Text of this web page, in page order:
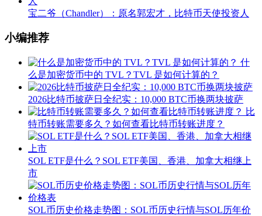
宝二爷（Chandler）：原名郭宏才，比特币天使投资人
小编推荐
什
么是加密货币中的 TVL？TVL 是如何计算的？
2026比特币披萨日全纪实：10,000 BTC币换两块披萨
比
特币转账需要多久？如何查看比特币转账进度？
SOL ETF是什么？SOL ETF美国、香港、加拿大相继上
市
SOL币历史价格走势图：SOL币历史行情与SOL历年价